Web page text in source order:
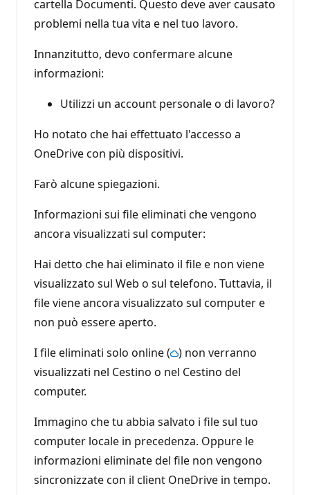
cartella Documenti. Questo deve aver causato
problemi nella tua vita e nel tuo lavoro.
Innanzitutto, devo confermare alcune
informazioni:
Utilizzi un account personale o di lavoro?
Ho notato che hai effettuato l'accesso a
OneDrive con più dispositivi.
Farò alcune spiegazioni.
Informazioni sui file eliminati che vengono
ancora visualizzati sul computer:
Hai detto che hai eliminato il file e non viene
visualizzato sul Web o sul telefono. Tuttavia, il
file viene ancora visualizzato sul computer e
non può essere aperto.
I file eliminati solo online ( ) non verranno
visualizzati nel Cestino o nel Cestino del
computer.
Immagino che tu abbia salvato i file sul tuo
computer locale in precedenza. Oppure le
informazioni eliminate del file non vengono
sincronizzate con il client OneDrive in tempo.